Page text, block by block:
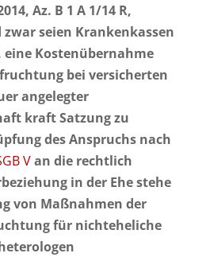
Az. B 1 A 1/14 R,
seien Krankenkassen
Kostenübernahme
bei versicherten
angelegter
kraft Satzung zu
des Anspruchs nach
Van die rechtlich
in der Ehe stehe
von Maßnahmen der
für nichteheliche